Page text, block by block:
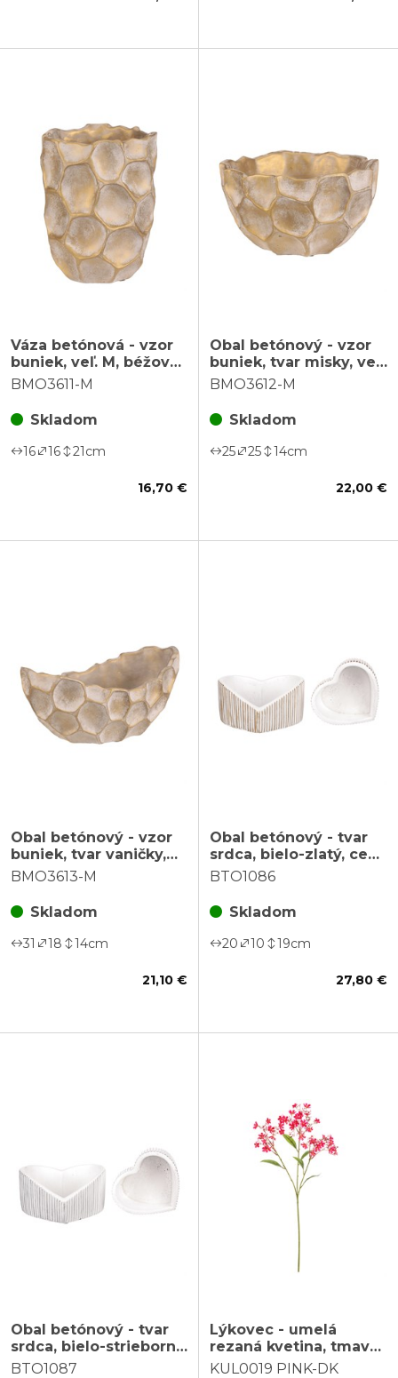
Váza betónová - vzor
buniek, veľ. M, béžovo-
zlatá
BMO3611-M
Skladom
16 16 21cm
16,70 €
Obal betónový - vzor
buniek, tvar misky, veľ.
M, béžovo-zlatý
BMO3612-M
Skladom
25 25 14cm
22,00 €
Obal betónový - vzor
buniek, tvar vaničky,
veľ. M, béžovo-zlatý
BMO3613-M
Skladom
31 18 14cm
21,10 €
Obal betónový - tvar
srdca, bielo-zlatý, cena
za sadu 2 ks
BTO1086
Skladom
20 10 19cm
27,80 €
Obal betónový - tvar
srdca, bielo-strieborný,
cena za sadu 2 ks
BTO1087
Lýkovec - umelá
rezaná kvetina, tmavo
ružová
KUL0019 PINK-DK